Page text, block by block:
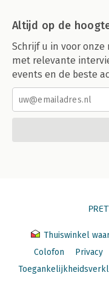
Altijd op de
Schrijf u in voor
met relevante
events en de beste
Thuiswinkel
Colofon
Privacy